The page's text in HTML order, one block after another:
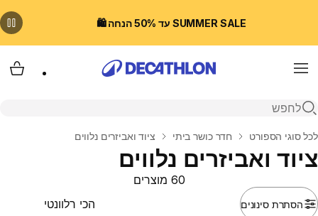
SUMMER SALE עד 50% הנחה 🛍️
Menu
פתיחת חיפוש
בית
לכל סוגי הספורט חדר כושר ביתי ציוד ואביזרים נלווים
ציוד ואביזרים נלווים
הסתרת סינונים
60 מוצרים
מיין לפי:(optional)